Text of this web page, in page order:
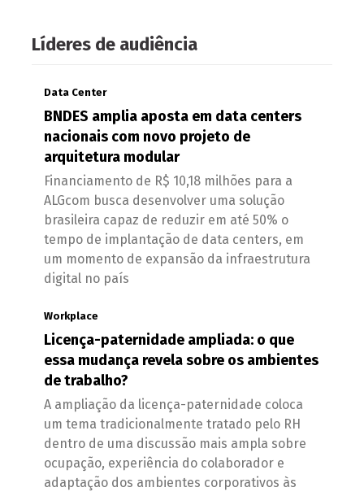
Líderes de audiência
Data Center
BNDES amplia aposta em data centers
nacionais com novo projeto de
arquitetura modular
Financiamento de R$ 10,18 milhões para a
ALGcom busca desenvolver uma solução
brasileira capaz de reduzir em até 50% o
tempo de implantação de data centers, em
um momento de expansão da infraestrutura
digital no país
Workplace
Licença-paternidade ampliada: o que
essa mudança revela sobre os ambientes
de trabalho?
A ampliação da licença-paternidade coloca
um tema tradicionalmente tratado pelo RH
dentro de uma discussão mais ampla sobre
ocupação, experiência do colaborador e
adaptação dos ambientes corporativos às